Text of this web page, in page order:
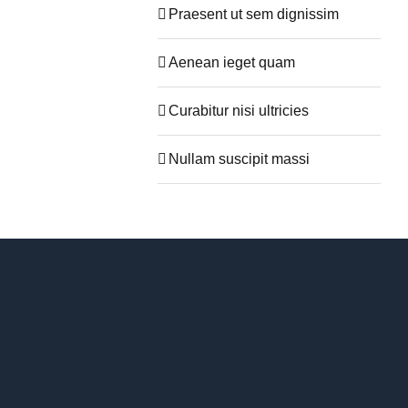
Praesent ut sem dignissim
Aenean ieget quam
Curabitur nisi ultricies
Nullam suscipit massi